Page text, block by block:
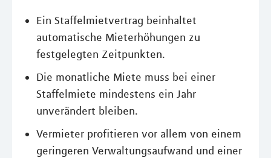
Ein Staffelmietvertrag beinhaltet
automatische Mieterhöhungen zu
festgelegten Zeitpunkten.
Die monatliche Miete muss bei einer
Staffelmiete mindestens ein Jahr
unverändert bleiben.
Vermieter profitieren vor allem von einem
geringeren Verwaltungsaufwand und einer